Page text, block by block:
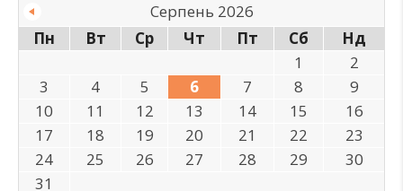
Серпень 2026
Пн
Вт Ср Чт Пт Сб
Нд
1
2
3
4 5 6 7 8
9
10
11 12 13 14 15
16
17
18 19 20 21 22
23
24
25 26 27 28 29
30
31